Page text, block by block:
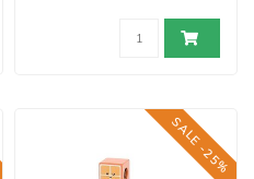
SALE -25%